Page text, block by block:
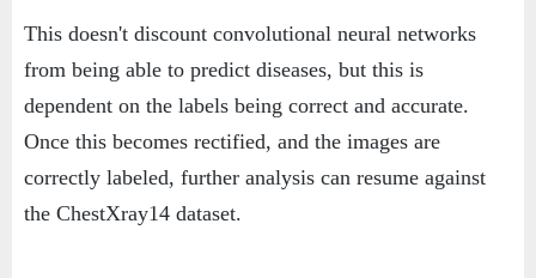
This doesn't discount convolutional neural networks
from being able to predict diseases, but this is
dependent on the labels being correct and accurate.
Once this becomes rectified, and the images are
correctly labeled, further analysis can resume against
the ChestXray14 dataset.